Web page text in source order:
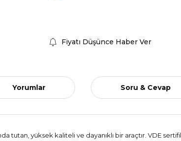
Fiyatı Düşünce Haber Ver
Yorumlar Soru & Cevap
tutan, yüksek kaliteli ve dayanıklı bir araçtır. VDE